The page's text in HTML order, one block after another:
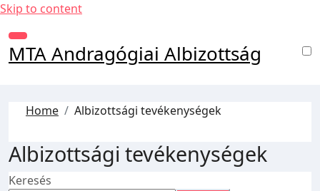
Skip to content
MTA Andragógiai Albizottság
Home Albizottsági tevékenységek
Albizottsági tevékenységek
Keresés